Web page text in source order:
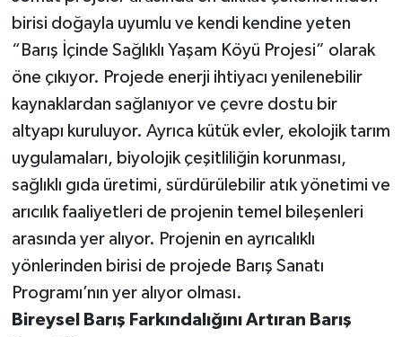
birisi doğayla uyumlu ve kendi kendine yeten
“Barış İçinde Sağlıklı Yaşam Köyü Projesi” olarak
öne çıkıyor. Projede enerji ihtiyacı yenilenebilir
kaynaklardan sağlanıyor ve çevre dostu bir
altyapı kuruluyor. Ayrıca kütük evler, ekolojik tarım
uygulamaları, biyolojik çeşitliliğin korunması,
sağlıklı gıda üretimi, sürdürülebilir atık yönetimi ve
arıcılık faaliyetleri de projenin temel bileşenleri
arasında yer alıyor. Projenin en ayrıcalıklı
yönlerinden birisi de projede Barış Sanatı
Programı’nın yer alıyor olması.
Bireysel Barış Farkındalığını Artıran Barış